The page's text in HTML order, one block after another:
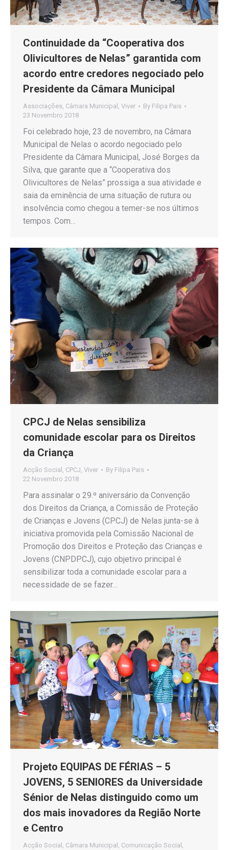
Continuidade da “Cooperativa dos
Olivicultores de Nelas” garantida com
acordo entre credores negociado pelo
Presidente da Câmara Municipal
Associações, Câmara Municipal , Viver By Filipa Pais
23 Novembro 2018
Foi celebrado hoje, 23 de novembro, na Câmara
Municipal de Nelas o acordo negociado pelo
Presidente da Câmara Municipal, José Borges da
Silva, que garante que a “Cooperativa dos
Olivicultores de Nelas” prossiga a sua atividade e
saia da eminência de uma situação de rutura ou
insolvência como chegou a temer-se nos últimos
tempos. Com…
CPCJ de Nelas sensibiliza
comunidade escolar para os Direitos
da Criança
Acção Social CPCJ Viver By Filipa Pais
22 Novembro 2018
Para assinalar o 29.º aniversário da Convenção
dos Direitos da Criança, a Comissão de Proteção
de Crianças e Jovens (CPCJ) de Nelas junta-se à
iniciativa promovida pela Comissão Nacional de
Promoção dos Direitos e Proteção das Crianças e
Jovens (CNPDPCJ), cujo objetivo principal é
sensibilizar toda a comunidade escolar para a
necessidade de se fazer…
Projeto EQUIPAS DE FÉRIAS – 5
JOVENS, 5 SENIORES da Universidade
Sénior de Nelas distinguido como um
dos mais inovadores da Região Norte
e Centro
Acção Social , Câmara Municipal , Comunicação Social ,